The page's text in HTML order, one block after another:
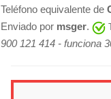
Teléfono equivalente de
Enviado por msger.
900 121 414 - funciona